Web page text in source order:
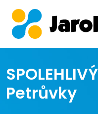
Petrůvky